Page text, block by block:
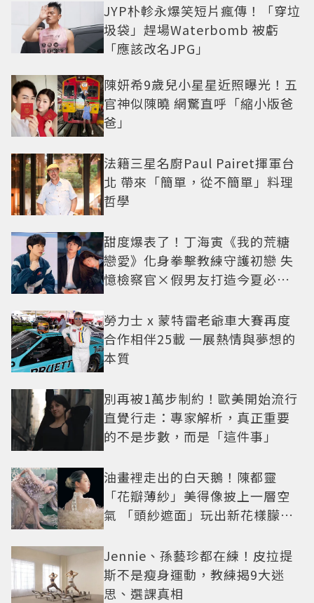
JYP朴軫永爆笑短片瘋傳！「穿垃
圾袋」趕場Waterbomb 被虧
「應該改名JPG」
陳妍希9歲兒小星星近照曝光！五
官神似陳曉 網驚直呼「縮小版爸
爸」
法籍三星名廚Paul Pairet揮軍台
北 帶來「簡單，從不簡單」料理
哲學
甜度爆表了！丁海寅《我的荒糖
戀愛》化身拳擊教練守護初戀 失
憶檢察官×假男友打造今夏必看
勞力士 x 蒙特雷老爺車大賽再度
合作相伴25載 一展熱情與夢想的
本質
別再被1萬步制約！歐美開始流行
直覺行走：專家解析，真正重要
的不是步數，而是「這件事」
油畫裡走出的白天鵝！陳都靈
「花瓣薄紗」美得像披上一層空
氣 「頭紗遮面」玩出新花樣朦朧
Jennie、孫藝珍都在練！皮拉提
斯不是瘦身運動，教練揭9大迷
思、選課真相